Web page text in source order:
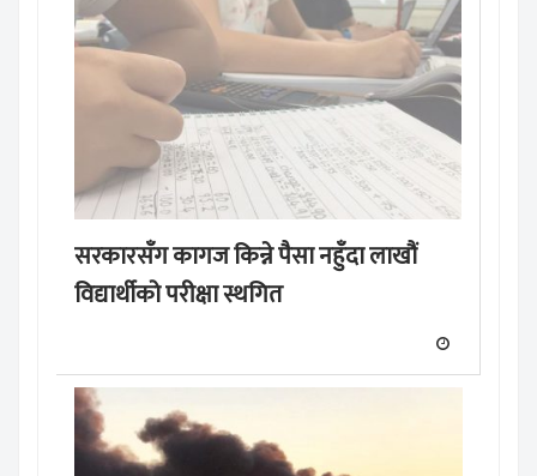
सरकारसँग कागज किन्ने पैसा नहुँदा लाखौं
विद्यार्थीको परीक्षा स्थगित